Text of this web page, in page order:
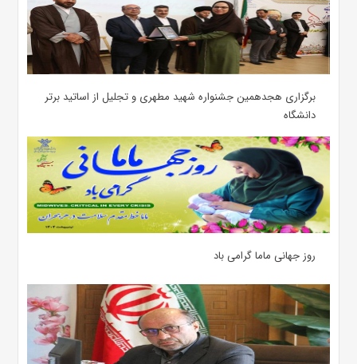
برگزاری هجدهمین جشنواره شهید مطهری و تجلیل از اساتید برتر
دانشگاه
روز جهانی ماما گرامی باد